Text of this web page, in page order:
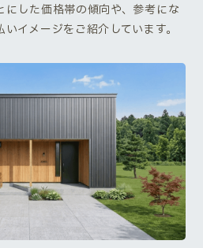
にした価格帯の傾向や、参考にな
イメージをご紹介しています。